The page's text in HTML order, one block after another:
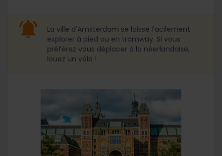
La ville d'Amsterdam se laisse facilement
explorer à pied ou en tramway. Si vous
préférez vous déplacer à la néerlandaise,
louez un vélo !